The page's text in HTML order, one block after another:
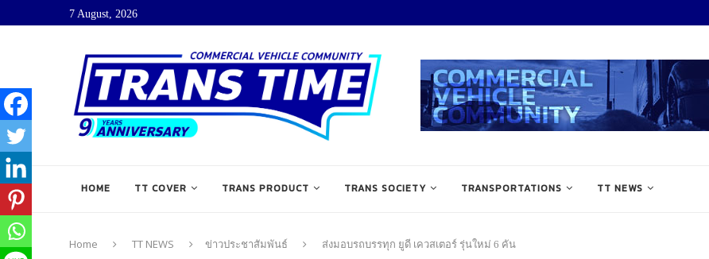
7 August, 2026
HOME TT COVER TRANS PRODUCT TRANS SOCIETY TRANSPORTATIONS TT NEWS
Home TT NEWS ข่าวประชาสัมพันธ์ ส่งมอบรถบรรทุก ยูดี เควสเตอร์ รุ่นใหม่ 6 คัน